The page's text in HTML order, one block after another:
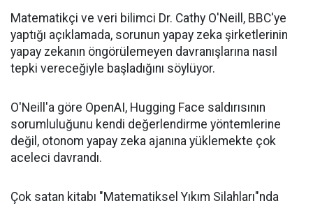
Matematikçi ve veri bilimci Dr. Cathy O'Neill, BBC'ye
yaptığı açıklamada, sorunun yapay zeka şirketlerinin
yapay zekanın öngörülemeyen davranışlarına nasıl
tepki vereceğiyle başladığını söylüyor.
O'Neill'a göre OpenAI, Hugging Face saldırısının
sorumluluğunu kendi değerlendirme yöntemlerine
değil, otonom yapay zeka ajanına yüklemekte çok
aceleci davrandı.
Çok satan kitabı "Matematiksel Yıkım Silahları"nda